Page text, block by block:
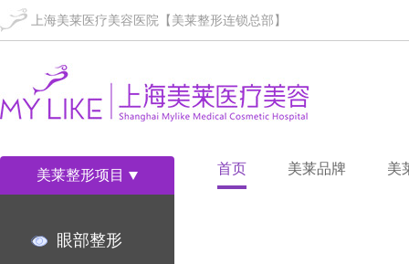
上海美莱医疗美容医院【美莱整形连锁总部】
美莱整形项目
眼部整形
首页 美莱品牌 美